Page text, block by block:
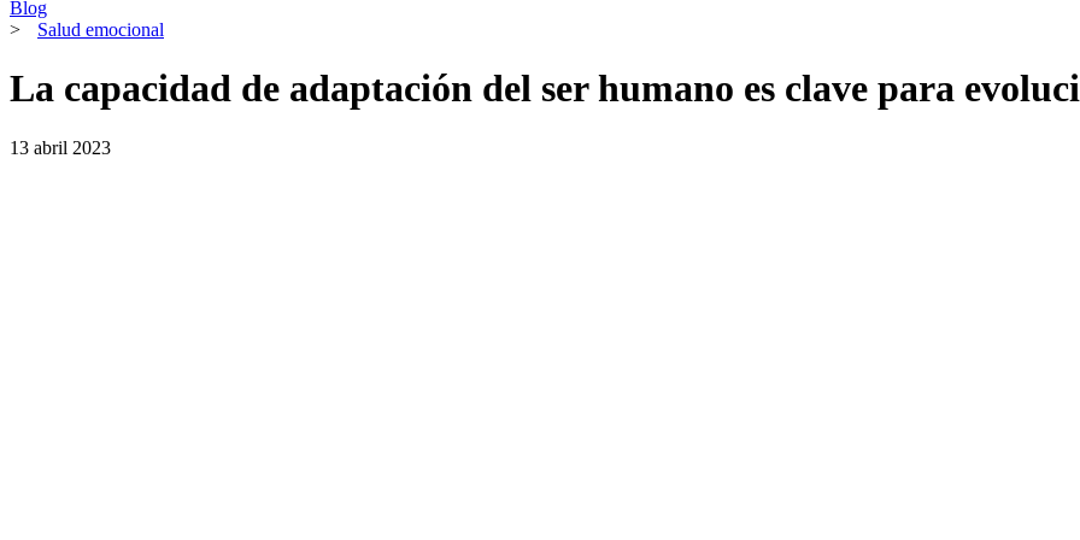
Blog
>
Salud emocional
La capacidad de adaptación del ser humano es clave para
13 abril 2023